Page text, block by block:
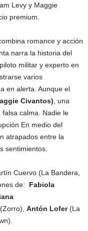
Levy y Maggie
premium.
romance y acción
narra la historia del
piloto militar y experto en
varios
en alerta. Aunque el
Civantos) , una
calma. Nadie le
En medio del
atrapados entre la
sentimientos.
Cuervo (La Bandera,
de: Fabiola
(Zorro), Antón Lofer(La